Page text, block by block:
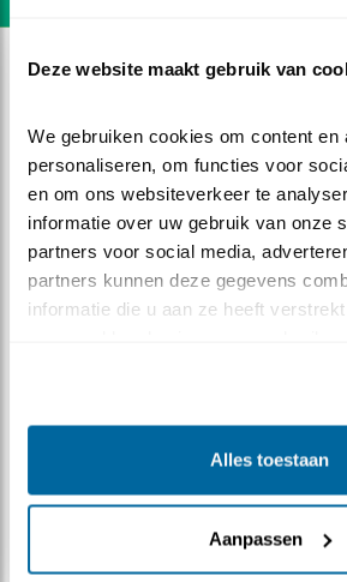
Deze website maakt gebruik van
We gebruiken cookies om content en
personaliseren, om functies voor
en om ons websiteverkeer te
informatie over uw gebruik van onze
partners voor social media,
partners kunnen deze gegevens
informatie die u aan ze heeft
Alles toestaan
Aanpassen
Vrouw eet binnen
Aaltje | Geplaatst op 25 maart 2025,
leuk| Bewaar dit filmpje|
199x